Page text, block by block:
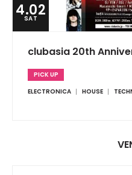
4.02
SAT
clubasia 20th
PICK UP
ELECTRONICA
HOUSE